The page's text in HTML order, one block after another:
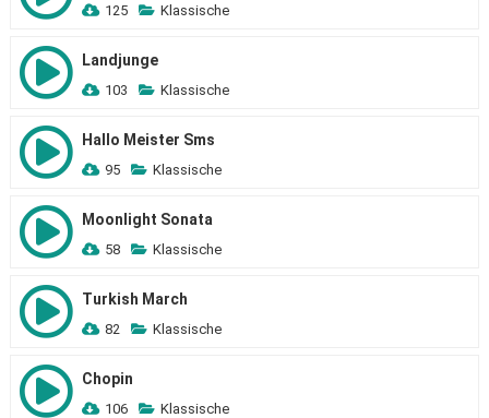
125 Klassische
Landjunge
103 Klassische
Hallo Meister Sms
95 Klassische
Moonlight Sonata
58 Klassische
Turkish March
82 Klassische
Chopin
106 Klassische